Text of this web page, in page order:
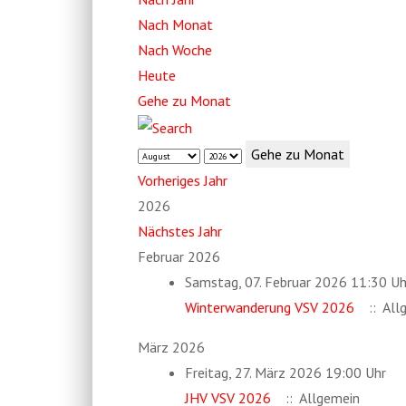
Nach Monat
Nach Woche
Heute
Gehe zu Monat
Gehe zu Monat
Vorheriges Jahr
2026
Nächstes Jahr
Februar 2026
Samstag, 07. Februar 2026 11:30
Winterwanderung VSV 2026
::
März 2026
Freitag, 27. März 2026 19:00 Uhr
JHV VSV 2026
:: Allgemein